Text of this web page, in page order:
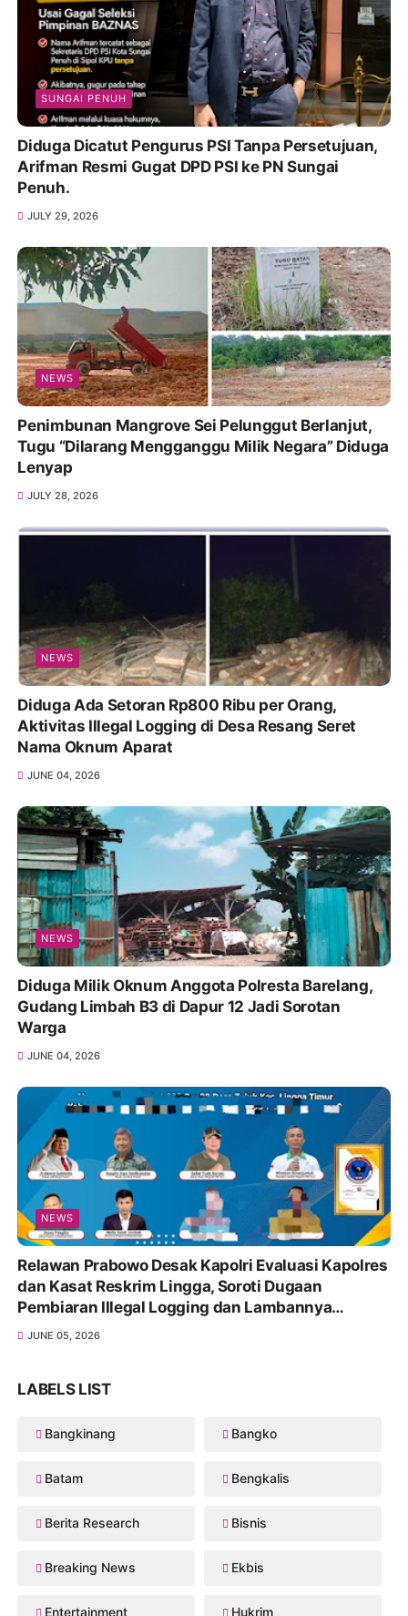
SUNGAI PENUH
Diduga Dicatut Pengurus PSI Tanpa Persetujuan,
Arifman Resmi Gugat DPD PSI ke PN Sungai
Penuh.
JULY 29, 2026
NEWS
Penimbunan Mangrove Sei Pelunggut Berlanjut,
Tugu “Dilarang Mengganggu Milik Negara” Diduga
Lenyap
JULY 28, 2026
NEWS
Diduga Ada Setoran Rp800 Ribu per Orang,
Aktivitas Illegal Logging di Desa Resang Seret
Nama Oknum Aparat
JUNE 04, 2026
NEWS
Diduga Milik Oknum Anggota Polresta Barelang,
Gudang Limbah B3 di Dapur 12 Jadi Sorotan
Warga
JUNE 04, 2026
NEWS
Relawan Prabowo Desak Kapolri Evaluasi Kapolres
dan Kasat Reskrim Lingga, Soroti Dugaan
Pembiaran Illegal Logging dan Lambannya
Penanganan Korupsi
JUNE 05, 2026
LABELS LIST
Bangkinang Bangko
Batam Bengkalis
Berita Research Bisnis
Breaking News Ekbis
Entertainment Hukrim